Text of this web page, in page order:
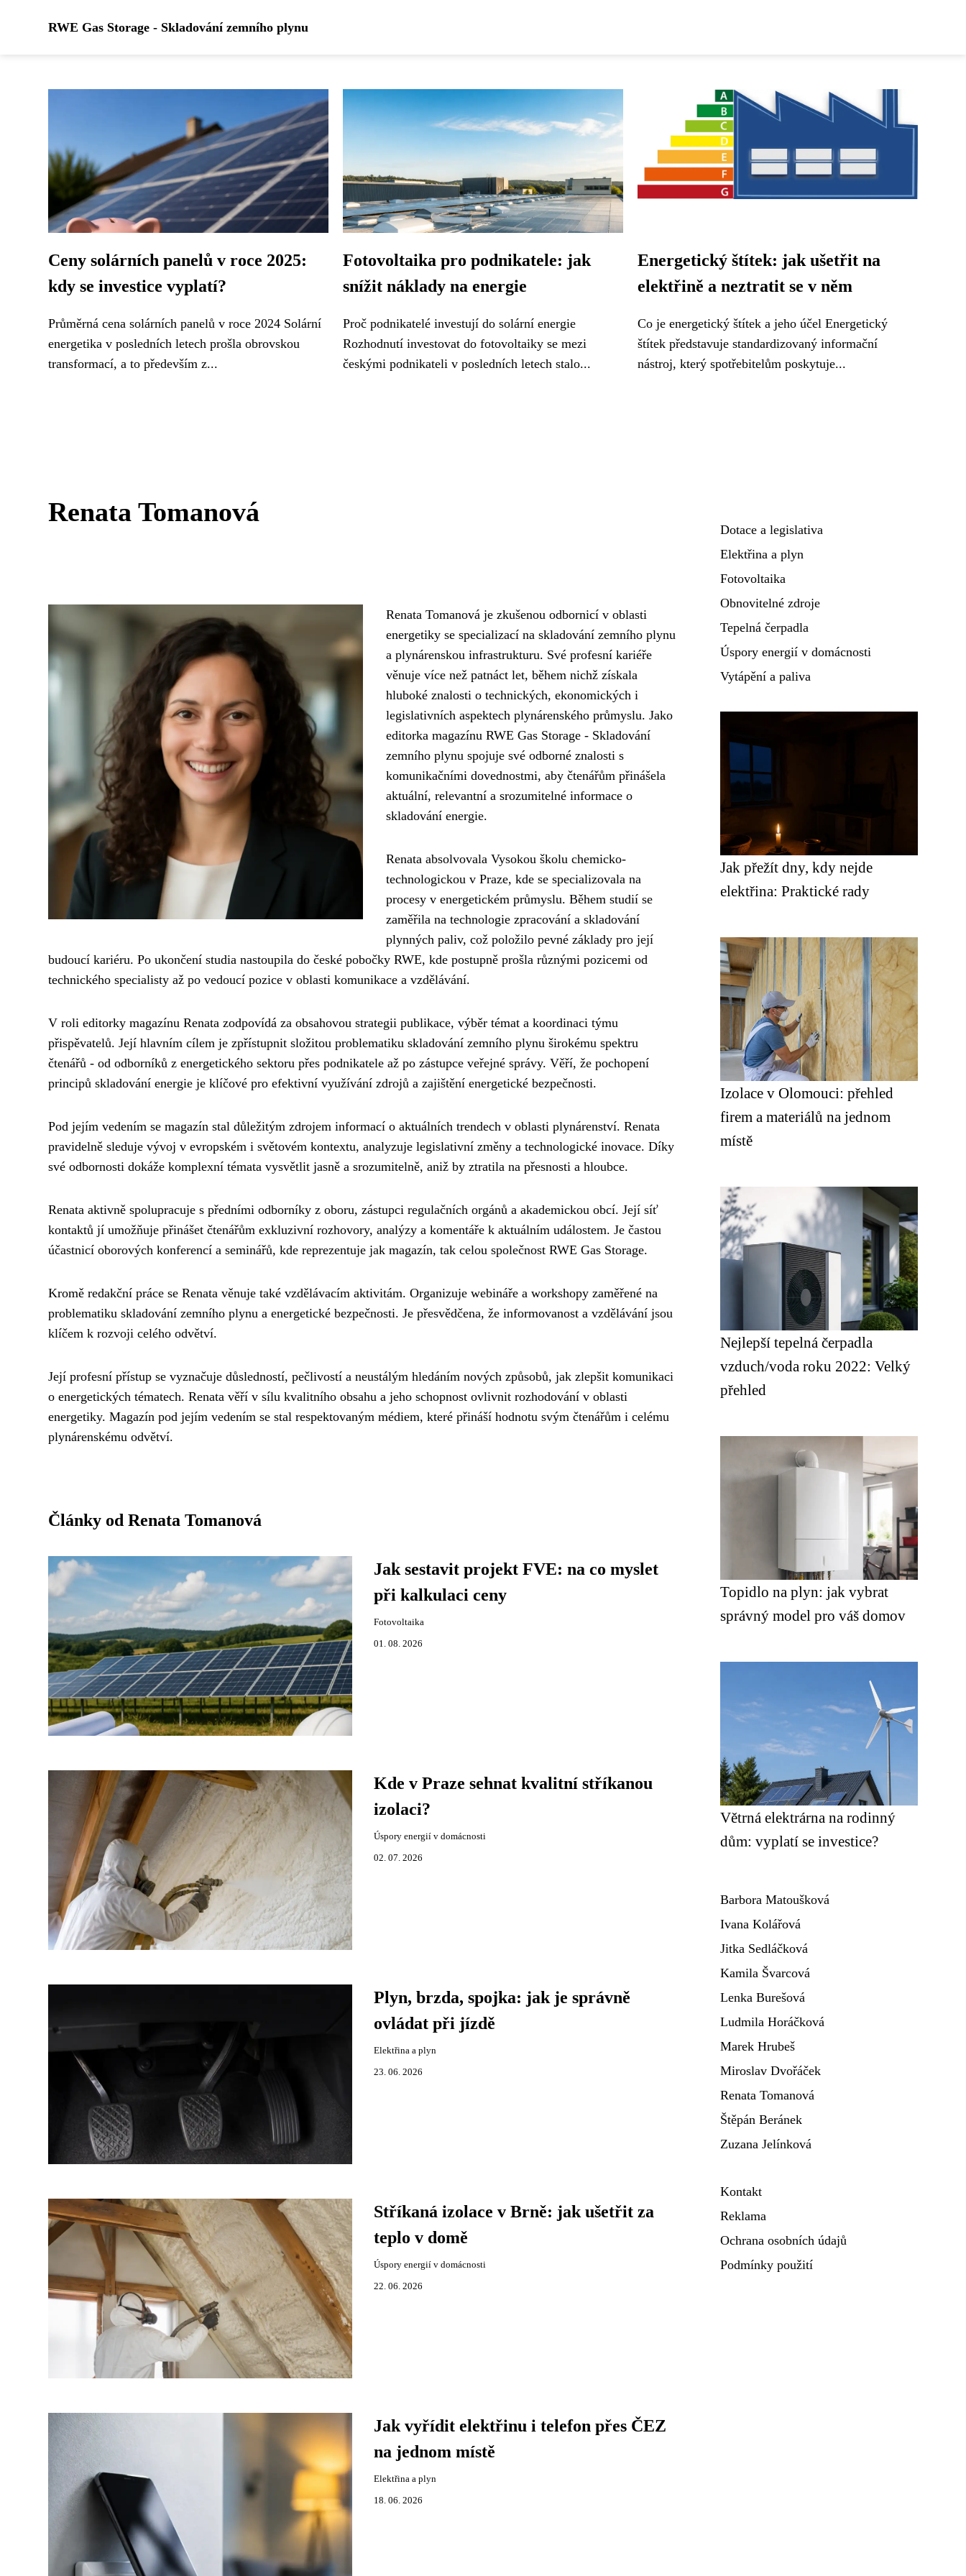
RWE Gas Storage - Skladování zemního plynu
Ceny solárních panelů v roce 2025:
kdy se investice vyplatí?
Průměrná cena solárních panelů v roce 2024 Solární
energetika v posledních letech prošla obrovskou
transformací, a to především z...
Fotovoltaika pro podnikatele: jak
snížit náklady na energie
Proč podnikatelé investují do solární energie
Rozhodnutí investovat do fotovoltaiky se mezi
českými podnikateli v posledních letech stalo...
Energetický štítek: jak ušetřit na
elektřině a neztratit se v něm
Co je energetický štítek a jeho účel Energetický
štítek představuje standardizovaný informační
nástroj, který spotřebitelům poskytuje...
Renata Tomanová
Renata Tomanová je zkušenou odbornicí v oblasti
energetiky se specializací na skladování zemního plynu
a plynárenskou infrastrukturu. Své profesní kariéře
věnuje více než patnáct let, během nichž získala
hluboké znalosti o technických, ekonomických i
legislativních aspektech plynárenského průmyslu. Jako
editorka magazínu RWE Gas Storage - Skladování
zemního plynu spojuje své odborné znalosti s
komunikačními dovednostmi, aby čtenářům přinášela
aktuální, relevantní a srozumitelné informace o
skladování energie.
Renata absolvovala Vysokou školu chemicko-
technologickou v Praze, kde se specializovala na
procesy v energetickém průmyslu. Během studií se
zaměřila na technologie zpracování a skladování
plynných paliv, což položilo pevné základy pro její
budoucí kariéru. Po ukončení studia nastoupila do české pobočky RWE, kde postupně prošla různými pozicemi od
technického specialisty až po vedoucí pozice v oblasti komunikace a vzdělávání.
V roli editorky magazínu Renata zodpovídá za obsahovou strategii publikace, výběr témat a koordinaci týmu
přispěvatelů. Její hlavním cílem je zpřístupnit složitou problematiku skladování zemního plynu širokému spektru
čtenářů - od odborníků z energetického sektoru přes podnikatele až po zástupce veřejné správy. Věří, že pochopení
principů skladování energie je klíčové pro efektivní využívání zdrojů a zajištění energetické bezpečnosti.
Pod jejím vedením se magazín stal důležitým zdrojem informací o aktuálních trendech v oblasti plynárenství. Renata
pravidelně sleduje vývoj v evropském i světovém kontextu, analyzuje legislativní změny a technologické inovace. Díky
své odbornosti dokáže komplexní témata vysvětlit jasně a srozumitelně, aniž by ztratila na přesnosti a hloubce.
Renata aktivně spolupracuje s předními odborníky z oboru, zástupci regulačních orgánů a akademickou obcí. Její síť
kontaktů jí umožňuje přinášet čtenářům exkluzivní rozhovory, analýzy a komentáře k aktuálním událostem. Je častou
účastnicí oborových konferencí a seminářů, kde reprezentuje jak magazín, tak celou společnost RWE Gas Storage.
Kromě redakční práce se Renata věnuje také vzdělávacím aktivitám. Organizuje webináře a workshopy zaměřené na
problematiku skladování zemního plynu a energetické bezpečnosti. Je přesvědčena, že informovanost a vzdělávání jsou
klíčem k rozvoji celého odvětví.
Její profesní přístup se vyznačuje důsledností, pečlivostí a neustálým hledáním nových způsobů, jak zlepšit komunikaci
o energetických tématech. Renata věří v sílu kvalitního obsahu a jeho schopnost ovlivnit rozhodování v oblasti
energetiky. Magazín pod jejím vedením se stal respektovaným médiem, které přináší hodnotu svým čtenářům i celému
plynárenskému odvětví.
Články od Renata Tomanová
Jak sestavit projekt FVE: na co myslet
při kalkulaci ceny
Fotovoltaika
01. 08. 2026
Kde v Praze sehnat kvalitní stříkanou
izolaci?
Úspory energií v domácnosti
02. 07. 2026
Plyn, brzda, spojka: jak je správně
ovládat při jízdě
Elektřina a plyn
23. 06. 2026
Stříkaná izolace v Brně: jak ušetřit za
teplo v domě
Úspory energií v domácnosti
22. 06. 2026
Jak vyřídit elektřinu i telefon přes ČEZ
na jednom místě
Elektřina a plyn
18. 06. 2026
Dotace a legislativa
Elektřina a plyn
Fotovoltaika
Obnovitelné zdroje
Tepelná čerpadla
Úspory energií v domácnosti
Vytápění a paliva
Jak přežít dny, kdy nejde
elektřina: Praktické rady
Izolace v Olomouci: přehled
firem a materiálů na jednom
místě
Nejlepší tepelná čerpadla
vzduch/voda roku 2022: Velký
přehled
Topidlo na plyn: jak vybrat
správný model pro váš domov
Větrná elektrárna na rodinný
dům: vyplatí se investice?
Barbora Matoušková
Ivana Kolářová
Jitka Sedláčková
Kamila Švarcová
Lenka Burešová
Ludmila Horáčková
Marek Hrubeš
Miroslav Dvořáček
Renata Tomanová
Štěpán Beránek
Zuzana Jelínková
Kontakt
Reklama
Ochrana osobních údajů
Podmínky použití